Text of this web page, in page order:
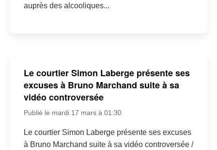
auprès des alcooliques...
Le courtier Simon Laberge présente ses
excuses à Bruno Marchand suite à sa
vidéo controversée
Publié le mardi 17 mars à 01:30
Le courtier Simon Laberge présente ses excuses
à Bruno Marchand suite à sa vidéo controversée /